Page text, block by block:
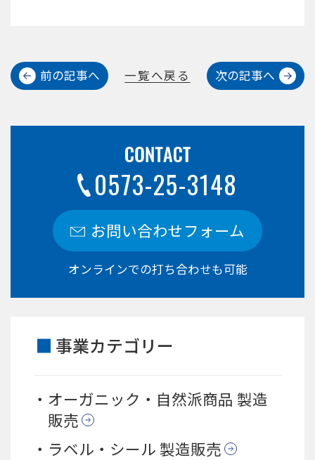
前の記事へ 一覧へ戻る 次の記事へ
0573-25-3148
お問い合わせフォーム
オンラインでの打ち合わせも可能
事業カテゴリー
オーガニック・自然派商品 製造
販売
ラベル・シール 製造販売